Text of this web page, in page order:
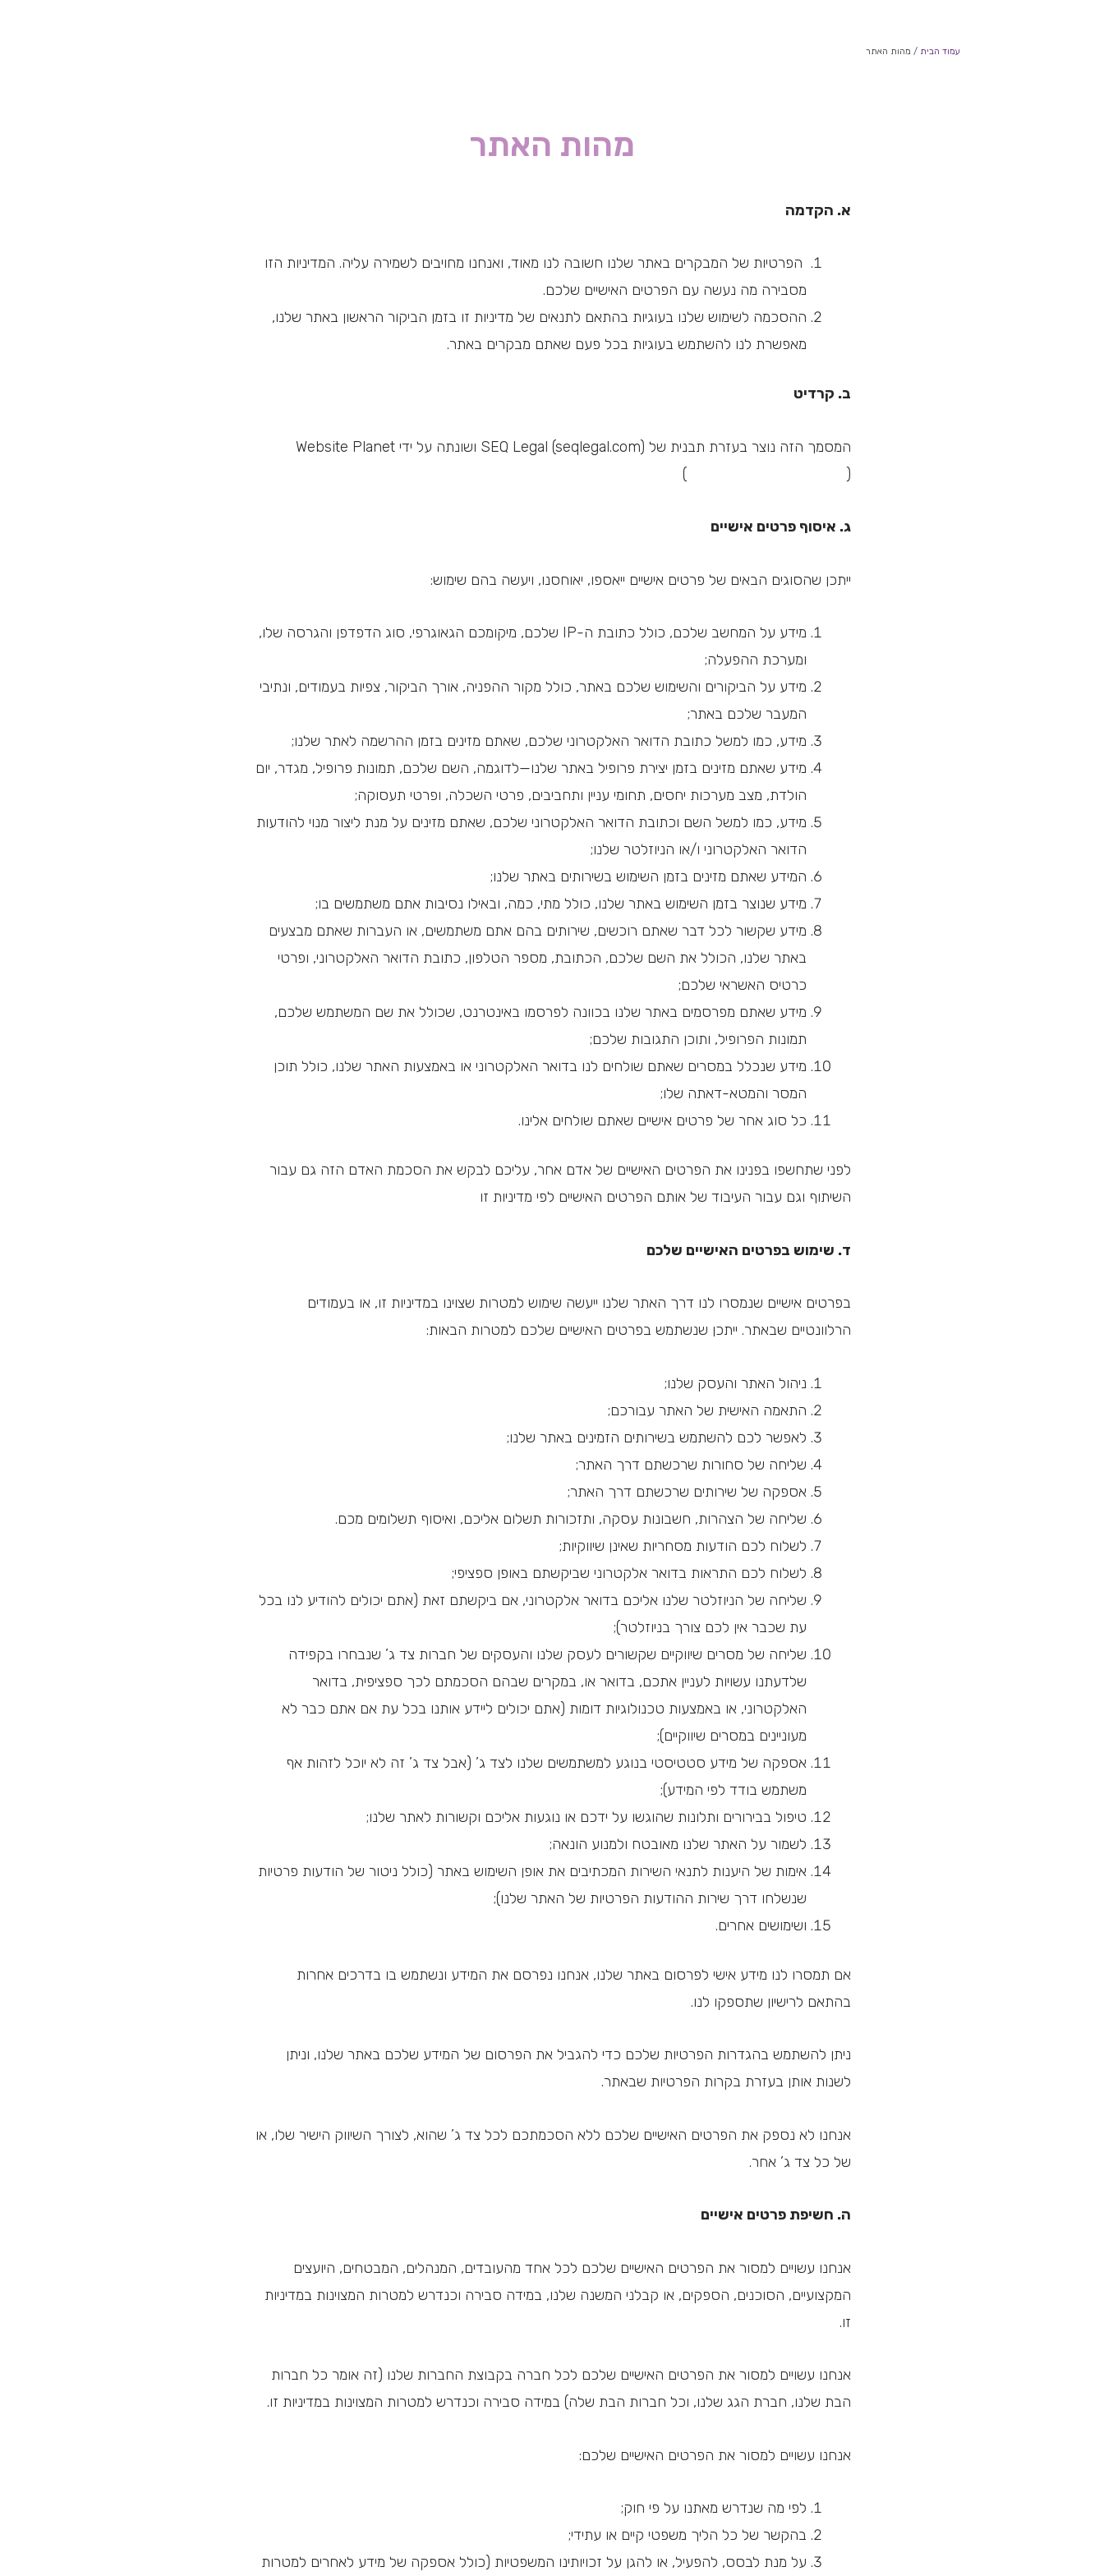
עמוד הבית / מהות האתר
מהות האתר
א. הקדמה
הפרטיות של המבקרים באתר שלנו חשובה לנו מאוד, ואנחנו מחויבים לשמירה עליה. המדיניות הזו
מסבירה מה נעשה עם הפרטים האישיים שלכם.
ההסכמה לשימוש שלנו בעוגיות בהתאם לתנאים של מדיניות זו בזמן הביקור הראשון באתר שלנו,
מאפשרת לנו להשתמש בעוגיות בכל פעם שאתם מבקרים באתר.
ב. קרדיט
המסמך הזה נוצר בעזרת תבנית של SEQ Legal (seqlegal.com) ושונתה על ידי Website Planet
(www.websiteplanet.com )
ג. איסוף פרטים אישיים
ייתכן שהסוגים הבאים של פרטים אישיים ייאספו, יאוחסנו, ויעשה בהם שימוש:
מידע על המחשב שלכם, כולל כתובת ה-IP שלכם, מיקומכם הגאוגרפי, סוג הדפדפן והגרסה שלו,
ומערכת ההפעלה;
מידע על הביקורים והשימוש שלכם באתר, כולל מקור ההפניה, אורך הביקור, צפיות בעמודים, ונתיבי
המעבר שלכם באתר;
מידע, כמו למשל כתובת הדואר האלקטרוני שלכם, שאתם מזינים בזמן ההרשמה לאתר שלנו;
מידע שאתם מזינים בזמן יצירת פרופיל באתר שלנו—לדוגמה, השם שלכם, תמונות פרופיל, מגדר, יום
הולדת, מצב מערכות יחסים, תחומי עניין ותחביבים, פרטי השכלה, ופרטי תעסוקה;
מידע, כמו למשל השם וכתובת הדואר האלקטרוני שלכם, שאתם מזינים על מנת ליצור מנוי להודעות
הדואר האלקטרוני ו/או הניוזלטר שלנו;
המידע שאתם מזינים בזמן השימוש בשירותים באתר שלנו;
מידע שנוצר בזמן השימוש באתר שלנו, כולל מתי, כמה, ובאילו נסיבות אתם משתמשים בו;
מידע שקשור לכל דבר שאתם רוכשים, שירותים בהם אתם משתמשים, או העברות שאתם מבצעים
באתר שלנו, הכולל את השם שלכם, הכתובת, מספר הטלפון, כתובת הדואר האלקטרוני, ופרטי
כרטיס האשראי שלכם;
מידע שאתם מפרסמים באתר שלנו בכוונה לפרסמו באינטרנט, שכולל את שם המשתמש שלכם,
תמונות הפרופיל, ותוכן התגובות שלכם;
מידע שנכלל במסרים שאתם שולחים לנו בדואר האלקטרוני או באמצעות האתר שלנו, כולל תוכן
המסר והמטא-דאתה שלו;
כל סוג אחר של פרטים אישיים שאתם שולחים אלינו.
לפני שתחשפו בפנינו את הפרטים האישיים של אדם אחר, עליכם לבקש את הסכמת האדם הזה גם עבור
השיתוף וגם עבור העיבוד של אותם הפרטים האישיים לפי מדיניות זו
ד. שימוש בפרטים האישיים שלכם
בפרטים אישיים שנמסרו לנו דרך האתר שלנו ייעשה שימוש למטרות שצוינו במדיניות זו, או בעמודים
הרלוונטיים שבאתר. ייתכן שנשתמש בפרטים האישיים שלכם למטרות הבאות:
ניהול האתר והעסק שלנו;
התאמה האישית של האתר עבורכם;
לאפשר לכם להשתמש בשירותים הזמינים באתר שלנו;
שליחה של סחורות שרכשתם דרך האתר;
אספקה של שירותים שרכשתם דרך האתר;
שליחה של הצהרות, חשבונות עסקה, ותזכורות תשלום אליכם, ואיסוף תשלומים מכם.
לשלוח לכם הודעות מסחריות שאינן שיווקיות;
לשלוח לכם התראות בדואר אלקטרוני שביקשתם באופן ספציפי;
שליחה של הניוזלטר שלנו אליכם בדואר אלקטרוני, אם ביקשתם זאת (אתם יכולים להודיע לנו בכל
עת שכבר אין לכם צורך בניוזלטר);
שליחה של מסרים שיווקיים שקשורים לעסק שלנו והעסקים של חברות צד ג’ שנבחרו בקפידה
שלדעתנו עשויות לעניין אתכם, בדואר או, במקרים שבהם הסכמתם לכך ספציפית, בדואר
האלקטרוני, או באמצעות טכנולוגיות דומות (אתם יכולים ליידע אותנו בכל עת אם אתם כבר לא
מעוניינים במסרים שיווקיים);
אספקה של מידע סטטיסטי בנוגע למשתמשים שלנו לצד ג’ (אבל צד ג’ זה לא יוכל לזהות אף
משתמש בודד לפי המידע);
טיפול בבירורים ותלונות שהוגשו על ידכם או נוגעות אליכם וקשורות לאתר שלנו;
לשמור על האתר שלנו מאובטח ולמנוע הונאה;
אימות של היענות לתנאי השירות המכתיבים את אופן השימוש באתר (כולל ניטור של הודעות פרטיות
שנשלחו דרך שירות ההודעות הפרטיות של האתר שלנו);
ושימושים אחרים.
אם תמסרו לנו מידע אישי לפרסום באתר שלנו, אנחנו נפרסם את המידע ונשתמש בו בדרכים אחרות
בהתאם לרישיון שתספקו לנו.
ניתן להשתמש בהגדרות הפרטיות שלכם כדי להגביל את הפרסום של המידע שלכם באתר שלנו, וניתן
לשנות אותן בעזרת בקרות הפרטיות שבאתר.
אנחנו לא נספק את הפרטים האישיים שלכם ללא הסכמתכם לכל צד ג’ שהוא, לצורך השיווק הישיר שלו, או
של כל צד ג’ אחר.
ה. חשיפת פרטים אישיים
אנחנו עשויים למסור את הפרטים האישיים שלכם לכל אחד מהעובדים, המנהלים, המבטחים, היועצים
המקצועיים, הסוכנים, הספקים, או קבלני המשנה שלנו, במידה סבירה וכנדרש למטרות המצוינות במדיניות
זו.
אנחנו עשויים למסור את הפרטים האישיים שלכם לכל חברה בקבוצת החברות שלנו (זה אומר כל חברות
הבת שלנו, חברת הגג שלנו, וכל חברות הבת שלה) במידה סבירה וכנדרש למטרות המצוינות במדיניות זו.
אנחנו עשויים למסור את הפרטים האישיים שלכם:
לפי מה שנדרש מאתנו על פי חוק;
בהקשר של כל הליך משפטי קיים או עתידי;
על מנת לבסס, להפעיל, או להגן על זכויותינו המשפטיות (כולל אספקה של מידע לאחרים למטרות